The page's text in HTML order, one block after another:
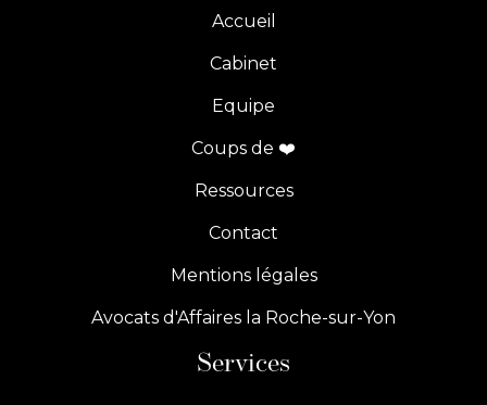
Accueil
Cabinet
Equipe
Coups de ❤️
Ressources
Contact
Mentions légales
Avocats d'Affaires la Roche-sur-Yon
Services